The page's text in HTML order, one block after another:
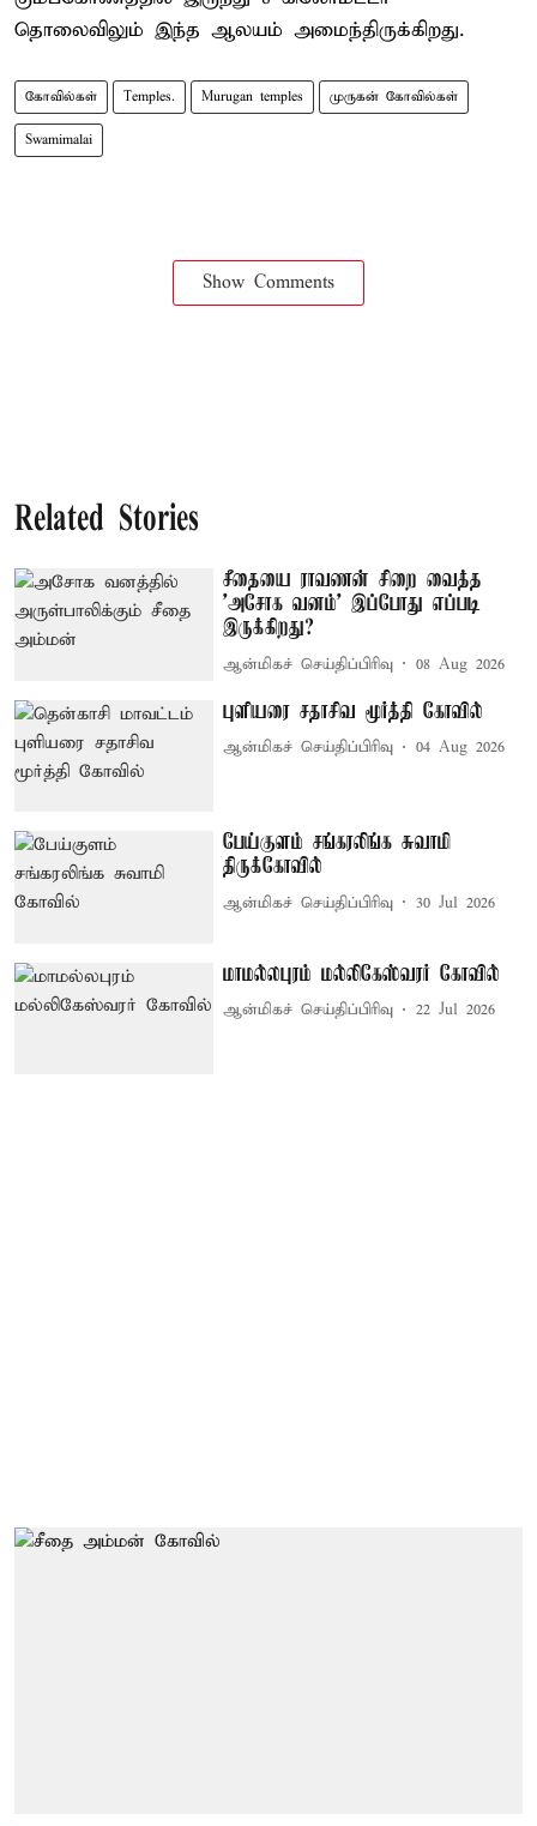
தொலைவிலும் இந்த ஆலயம் அமைந்திருக்கிறது.
கோவில்கள் Temples. Murugan temples முருகன் கோவில்கள்
Swamimalai
Show Comments
Related Stories
சீதையை ராவணன் சிறை வைத்த
'அசோக வனம்' இப்போது எப்படி
இருக்கிறது?
ஆன்மிகச் செய்திப்பிரிவு 08 Aug 2026
புளியரை சதாசிவ மூர்த்தி கோவில்
ஆன்மிகச் செய்திப்பிரிவு 04 Aug 2026
பேய்குளம் சங்கரலிங்க சுவாமி
திருக்கோவில்
ஆன்மிகச் செய்திப்பிரிவு 30 Jul 2026
மாமல்லபுரம் மல்லிகேஸ்வரர் கோவில்
ஆன்மிகச் செய்திப்பிரிவு 22 Jul 2026